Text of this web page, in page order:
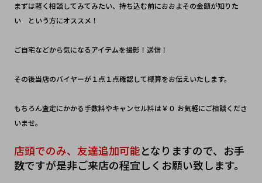
まずは軽く相談してみてみたい、持ち込む前におおよその金額が知りた
い　という方にオススメ！
ご自宅などから気になるアイテムを撮影！送信！
その後当店のバイヤーが１点１点確認して概算をお伝えいたします。
もちろん査定にかかる手数料やキャンセル料は￥０ お気軽にご相談くださ
いませ。
店頭でのみ、友達追加可能となりますので、お手
数ですが是非ご来店の程宜しくお願い致します。